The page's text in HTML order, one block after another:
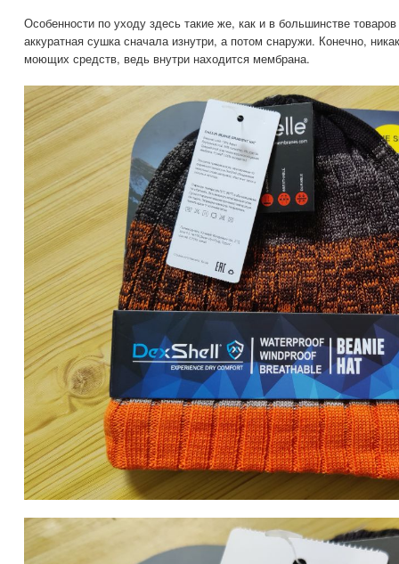
Особенности по уходу здесь такие же, как и в большинстве
аккуратная сушка сначала изнутри, а потом снаружи. Конечно,
моющих средств, ведь внутри находится мембрана.